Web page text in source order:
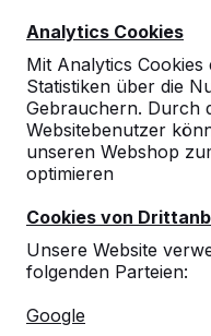
Analytics Cookies
Mit Analytics
Statistiken über die
Gebrauchern. Durch
Websitebenutzer
unseren Webshop
optimieren
Cookies von
Unsere Website
folgenden Parteien:
Google
Referenzen